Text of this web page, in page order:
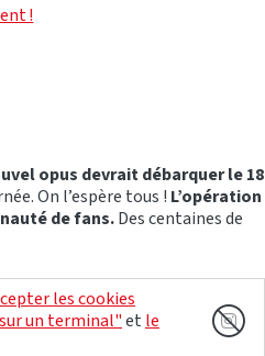
!
opus devrait débarquer le 18
On l’espère tous ! L’opération
de fans.Des centaines de
les cookies
un terminal"et le